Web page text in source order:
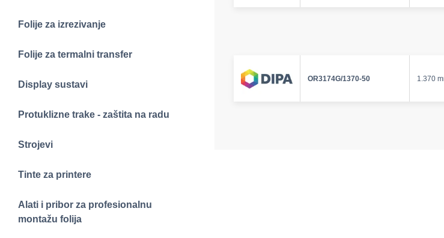
Folije za izrezivanje
Folije za termalni transfer
Display sustavi
Protuklizne trake - zaštita na radu
Strojevi
Tinte za printere
Alati i pribor za profesionalnu
montažu folija
OR3174G/1370-50 1.370